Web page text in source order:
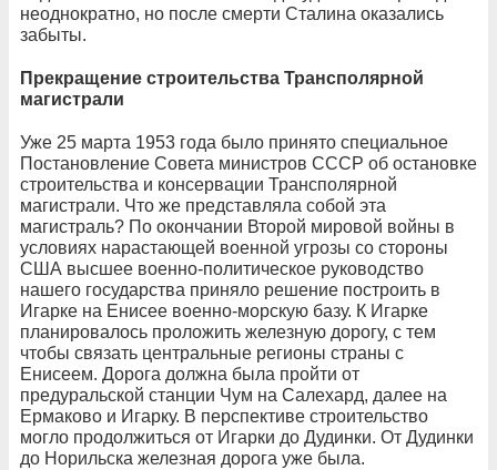
неоднократно, но после смерти Сталина оказались
забыты.
Прекращение строительства Трансполярной
магистрали
Уже 25 марта 1953 года было принято специальное
Постановление Совета министров СССР об остановке
строительства и консервации Трансполярной
магистрали. Что же представляла собой эта
магистраль? По окончании Второй мировой войны в
условиях нарастающей военной угрозы со стороны
США высшее военно-политическое руководство
нашего государства приняло решение построить в
Игарке на Енисее военно-морскую базу. К Игарке
планировалось проложить железную дорогу, с тем
чтобы связать центральные регионы страны с
Енисеем. Дорога должна была пройти от
предуральской станции Чум на Салехард, далее на
Ермаково и Игарку. В перспективе строительство
могло продолжиться от Игарки до Дудинки. От Дудинки
до Норильска железная дорога уже была.